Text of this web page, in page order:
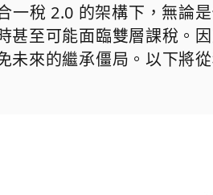
一稅 2.0 的架構下，無論
甚至可能面臨雙層課稅。
未來的繼承僵局。以下將